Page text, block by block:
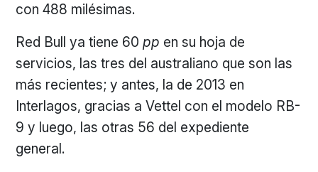
con 488 milésimas.
Red Bull ya tiene 60pp en su hoja de
servicios, las tres del australiano que son las
más recientes; y antes, la de 2013 en
Interlagos, gracias a Vettel con el modelo RB-
9 y luego, las otras 56 del expediente
general.